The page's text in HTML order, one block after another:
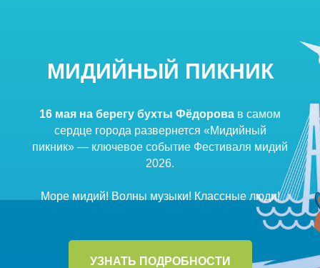
МИДИЙНЫЙ ПИКНИК
16 мая на берегу бухты Фёдорова в самом
сердце города развернется «Мидийный
пикник» — ключевое событие Фестиваля мидий
2026.
Море мидий! Волны музыки! Классные люди!
УЗНАТЬ ПОДРОБНОСТИ